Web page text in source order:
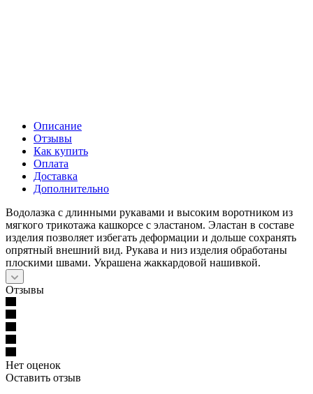
Описание
Отзывы
Как купить
Оплата
Доставка
Дополнительно
Водолазка с длинными рукавами и высоким воротником из
мягкого трикотажа кашкорсе с эластаном. Эластан в составе
изделия позволяет избегать деформации и дольше сохранять
опрятный внешний вид. Рукава и низ изделия обработаны
плоскими швами. Украшена жаккардовой нашивкой.
Отзывы
Нет оценок
Оставить отзыв